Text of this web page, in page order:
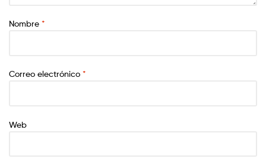
Nombre *
Correo electrónico *
Web